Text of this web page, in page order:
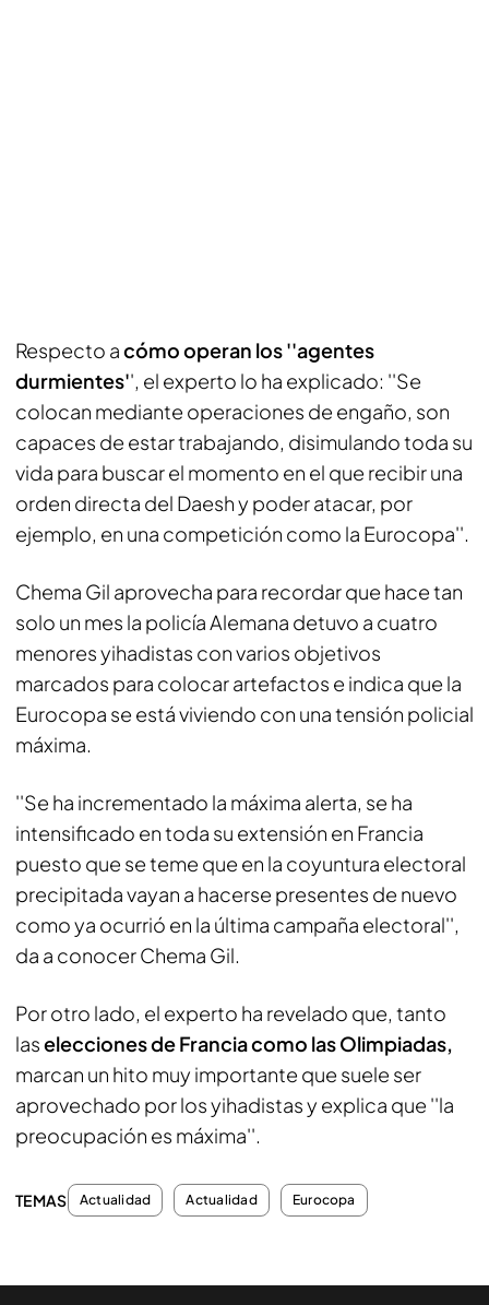
Respecto acómo operan los ''agentes
durmientes'', el experto lo ha explicado: ''Se
colocan mediante operaciones de engaño, son
capaces de estar trabajando, disimulando toda su
vida para buscar el momento en el que recibir una
orden directa del Daesh y poder atacar, por
ejemplo, en una competición como la Eurocopa''.
Chema Gil aprovecha para recordar que hace tan
solo un mes la policía Alemana detuvo a cuatro
menores yihadistas con varios objetivos
marcados para colocar artefactos e indica que la
Eurocopa se está viviendo con una tensión policial
máxima.
''Se ha incrementado la máxima alerta, se ha
intensificado en toda su extensión en Francia
puesto que se teme que en la coyuntura electoral
precipitada vayan a hacerse presentes de nuevo
como ya ocurrió en la última campaña electoral'',
da a conocer Chema Gil.
Por otro lado, el experto ha revelado que, tanto
laselecciones de Francia como las Olimpiadas,
marcan un hito muy importante que suele ser
aprovechado por los yihadistas y explica que ''la
preocupación es máxima''.
TEMAS Actualidad Actualidad Eurocopa